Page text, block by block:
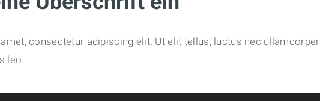
consectetur adipiscing elit. Ut elit tellus, luctus nec ullamcorper
leo.